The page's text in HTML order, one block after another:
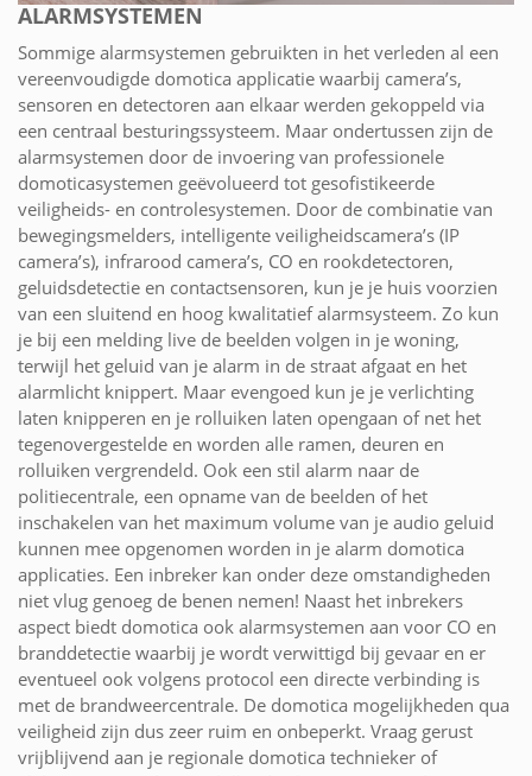
ALARMSYSTEMEN
Sommige alarmsystemen gebruikten in het verleden al een
vereenvoudigde domotica applicatie waarbij camera’s,
sensoren en detectoren aan elkaar werden gekoppeld via
een centraal besturingssysteem. Maar ondertussen zijn de
alarmsystemen door de invoering van professionele
domoticasystemen geëvolueerd tot gesofistikeerde
veiligheids- en controlesystemen. Door de combinatie van
bewegingsmelders, intelligente veiligheidscamera’s (IP
camera’s), infrarood camera’s, CO en rookdetectoren,
geluidsdetectie en contactsensoren, kun je je huis voorzien
van een sluitend en hoog kwalitatief alarmsysteem. Zo kun
je bij een melding live de beelden volgen in je woning,
terwijl het geluid van je alarm in de straat afgaat en het
alarmlicht knippert. Maar evengoed kun je je verlichting
laten knipperen en je rolluiken laten opengaan of net het
tegenovergestelde en worden alle ramen, deuren en
rolluiken vergrendeld. Ook een stil alarm naar de
politiecentrale, een opname van de beelden of het
inschakelen van het maximum volume van je audio geluid
kunnen mee opgenomen worden in je alarm domotica
applicaties. Een inbreker kan onder deze omstandigheden
niet vlug genoeg de benen nemen! Naast het inbrekers
aspect biedt domotica ook alarmsystemen aan voor CO en
branddetectie waarbij je wordt verwittigd bij gevaar en er
eventueel ook volgens protocol een directe verbinding is
met de brandweercentrale. De domotica mogelijkheden qua
veiligheid zijn dus zeer ruim en onbeperkt. Vraag gerust
vrijblijvend aan je regionale domotica technieker of